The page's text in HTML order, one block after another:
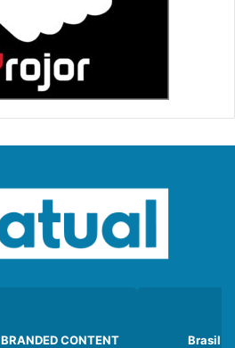
BRANDED CONTENT Brasil